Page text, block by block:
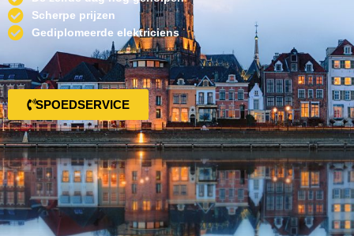
Scherpe prijzen
Gediplomeerde elektriciens
SPOEDSERVICE